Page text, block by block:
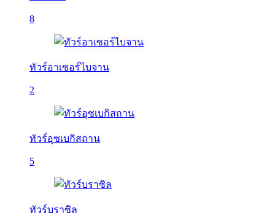
8
ทัวร์อาเซอร์ไบจาน
2
ทัวร์อุซเบกิสถาน
5
ทัวร์บราซิล